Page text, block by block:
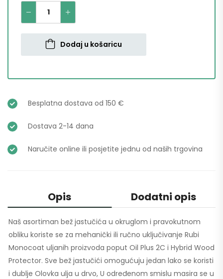
Dodaj u košaricu
Besplatna dostava od 150 €
Dostava 2-14 dana
Naručite online ili posjetite jednu od naših trgovina
Opis Dodatni opis
Naš asortiman bež jastučića u okruglom i pravokutnom
obliku koriste se za mehanički ili ručno uključivanje Rubi
Monocoat uljanih proizvoda poput Oil Plus 2C i Hybrid Wood
Protector. Sve bež jastučići omogućuju jedan lako se koristi
i dublje Olovka ulja u drvo, U određenom smislu masira se u